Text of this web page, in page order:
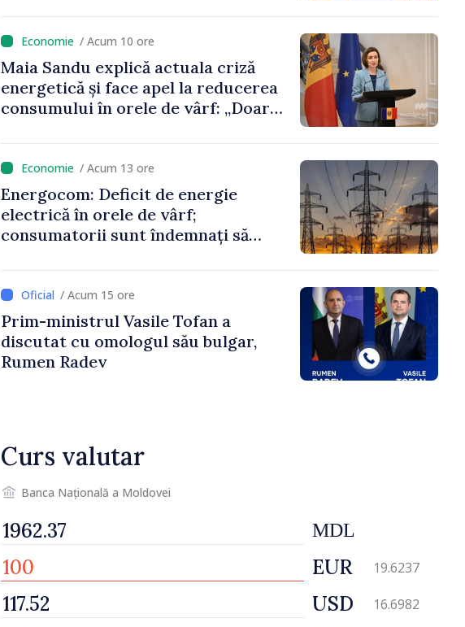
/ Acum 10 ore
Maia Sandu explică actuala criză
energetică și face apel la reducerea
consumului în orele de vârf: „Doar
/ Acum 13 ore
Energocom: Deficit de energie
electrică în orele de vârf;
consumatorii sunt îndemnați să
/ Acum 15 ore
Prim-ministrul Vasile Tofan a
discutat cu omologul său bulgar,
Rumen Radev
Curs valutar
Banca Națională a Moldovei
MDL
EUR 19.6237
USD 16.6982